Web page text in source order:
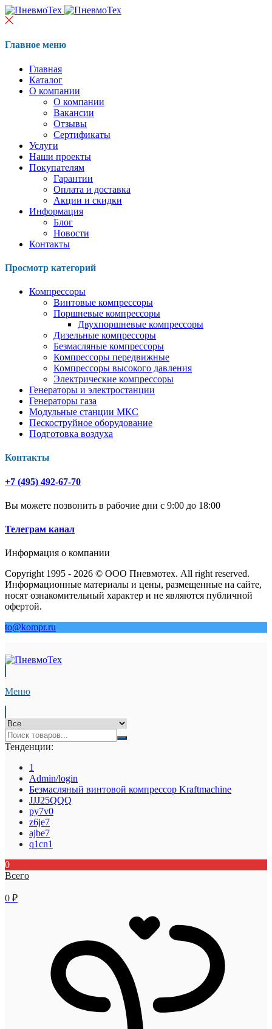
Главное меню
Главная
Каталог
О компании
О компании
Вакансии
Отзывы
Сертификаты
Услуги
Наши проекты
Покупателям
Гарантии
Оплата и доставка
Акции и скидки
Информация
Блог
Новости
Контакты
Просмотр категорий
Компрессоры
Винтовые компрессоры
Поршневые компрессоры
Двухпоршневые компрессоры
Дизельные компрессоры
Безмасляные компрессоры
Компрессоры передвижные
Компрессоры высокого давления
Электрические компрессоры
Генераторы и электростанции
Генераторы газа
Модульные станции МКС
Пескоструйное оборудование
Подготовка воздуха
Контакты
+7 (495) 492-67-70
Вы можете позвонить в рабочие дни с 9:00 до 18:00
Телеграм канал
Информация о компании
Copyright 1995 - 2026 © ООО Пневмотех. All right reserved.
Информационные материалы и цены, размещенные на сайте,
носят ознакомительный характер и не являются публичной
офертой.
to@kompr.ru
Меню
Тенденции:
1
Admin/login
Безмасляный винтовой компрессор Kraftmaсhine
JJJ25QQQ
py7v0
z6je7
ajbe7
q1cn1
0
Всего
0 ₽